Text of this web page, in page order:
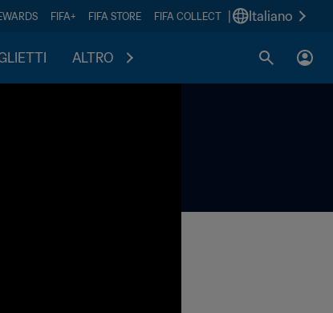
FIFA+ FIFA STORE FIFA COLLECT Italiano
ALTRO